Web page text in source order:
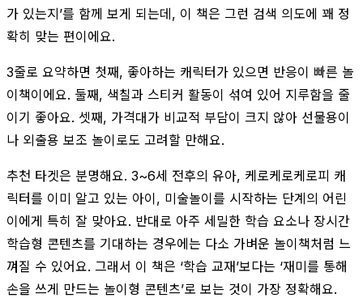
가 있는지’를 함께 보게 되는데, 이 책은 그런 검색 의도에 꽤 정
확히 맞는 편이에요.
3줄로 요약하면 첫째, 좋아하는 캐릭터가 있으면 반응이 빠른 놀
이책이에요. 둘째, 색칠과 스티커 활동이 섞여 있어 지루함을 줄
이기 좋아요. 셋째, 가격대가 비교적 부담이 크지 않아 선물용이
나 외출용 보조 놀이로도 고려할 만해요.
추천 타겟은 분명해요. 3~6세 전후의 유아, 케로케로케로피 캐
릭터를 이미 알고 있는 아이, 미술놀이를 시작하는 단계의 어린
이에게 특히 잘 맞아요. 반대로 아주 세밀한 학습 요소나 장시간
학습형 콘텐츠를 기대하는 경우에는 다소 가벼운 놀이책처럼 느
껴질 수 있어요. 그래서 이 책은 ‘학습 교재’보다는 ‘재미를 통해
손을 쓰게 만드는 놀이형 콘텐츠’로 보는 것이 가장 정확해요.